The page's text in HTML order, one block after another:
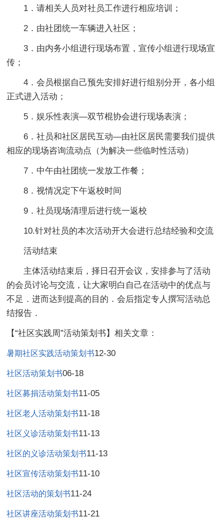
1．请相关人员对社员工作进行相应培训；
2．由社团统一车辆进入社区；
3．由内务小组进行现场布置，宣传小组进行现场宣
传；
4．会员根据自己预先安排好进行组别分开，各小组
正式进入活动；
5．娱乐性表演—双节棍协会进行现场表演；
6．社员和社区居民互动—由社区居民需要我们提供
相应的现场咨询流动点（为解决一些临时性活动）
7．中午由社团统一发放工作餐；
8．视情况定下午返校时间
9．社员现场清理后进行统一返校
10.针对社员的本次活动开大会进行总结经验和交流
活动结束
主体活动结束后，择日召开会议，安排参与了活动
的会员讨论与交流，让大家明白自己在活动中的优点与
不足．进而达到提高的目的．会后指定专人撰写活动总
结报告．
【“社区实践周”活动策划书】相关文章：
暑期社区实践活动策划书12-30
社区活动策划书06-18
社区募捐活动策划书11-05
社区老人活动策划书11-18
社区义诊活动策划书11-13
社区的义诊活动策划书11-13
社区宣传活动策划书11-10
社区活动的策划书11-24
社区讲座活动策划书11-21